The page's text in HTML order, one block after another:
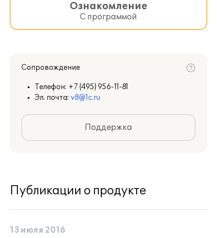
Ознакомление
С программой
Сопровождение
Телефон: +7 (495) 956-11-81
Эл. почта: v8@1c.ru
Поддержка
Публикации о продукте
13 июля 2016